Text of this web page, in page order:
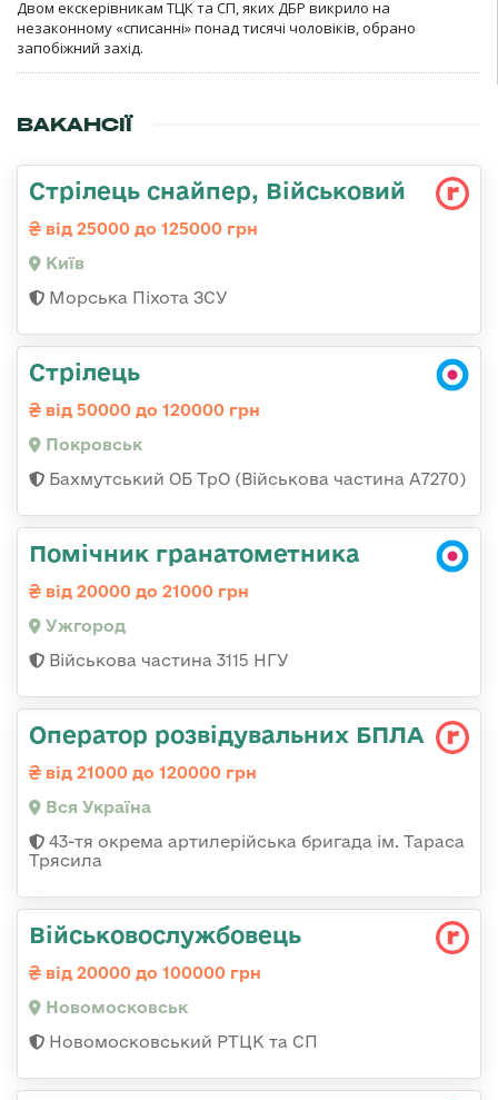
Двом екскерівникам ТЦК та СП, яких ДБР викрило на
незаконному «списанні» понад тисячі чоловіків, обрано
запобіжний захід.
ВАКАНСІЇ
Стрілець снайпер, Військовий
від 25000 до 125000 грн
Київ
Морська Піхота ЗСУ
Стрілець
від 50000 до 120000 грн
Покровськ
Бахмутський ОБ ТрО (Військова частина А7270)
Помічник гранатометника
від 20000 до 21000 грн
Ужгород
Військова частина 3115 НГУ
Оператор розвідувальних БПЛА
від 21000 до 120000 грн
Вся Україна
43-тя окрема артилерійська бригада ім. Тараса
Трясила
Військовослужбовець
від 20000 до 100000 грн
Новомосковськ
Новомосковський РТЦК та СП